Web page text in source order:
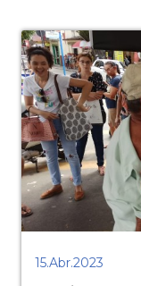
15.Abr.2023